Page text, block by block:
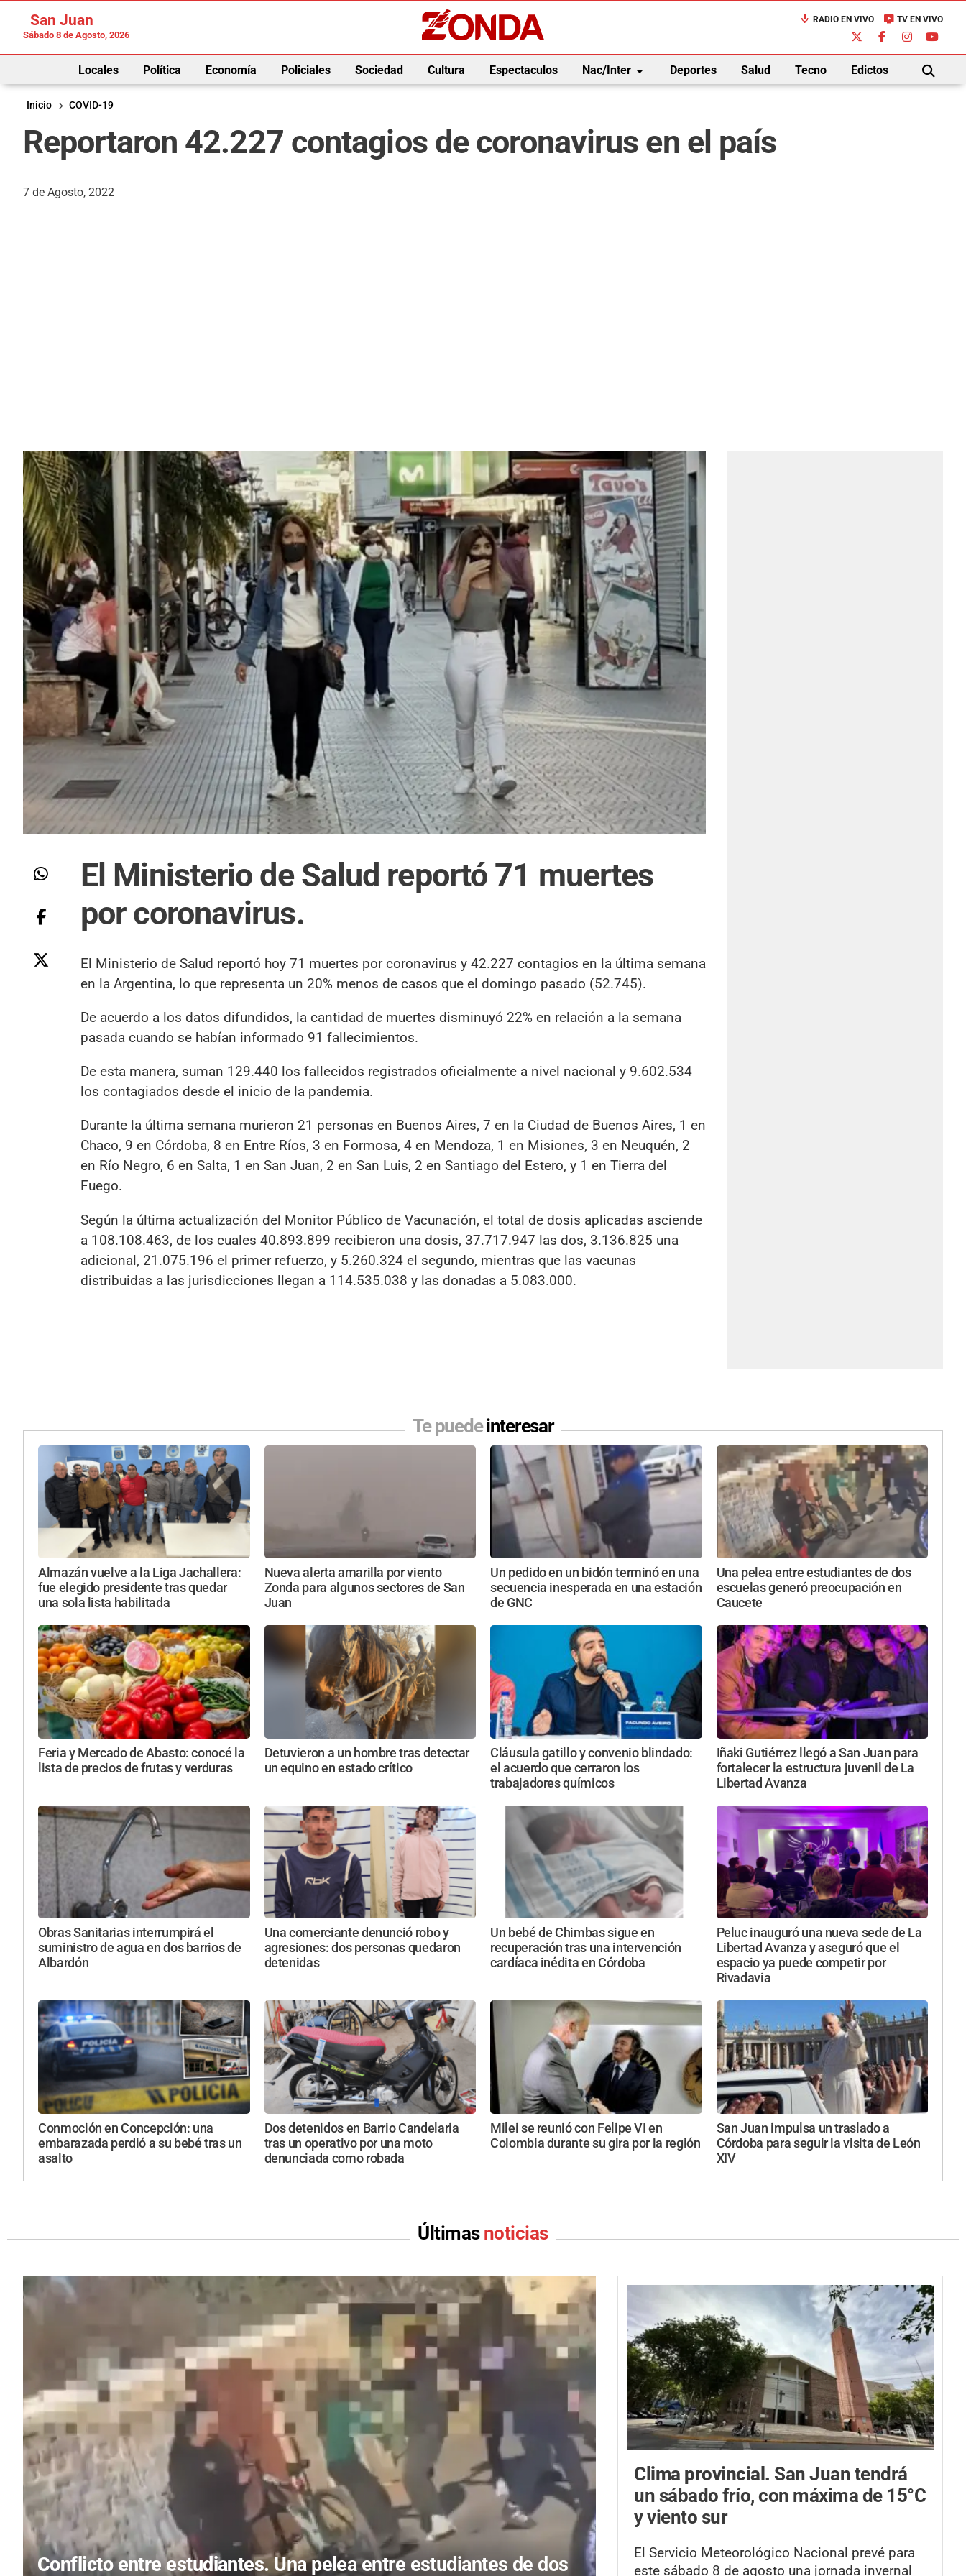
San Juan
Sábado 8 de Agosto, 2026
mic RADIO EN VIVO live_tv TV EN VIVO
Locales Política Economía Policiales Sociedad Cultura Espectaculos Nac/Interarrow_drop_down Deportes Salud Tecno Edictos
BUSCAR
Inicio
COVID-19
Reportaron 42.227 contagios de coronavirus en el país
7 de Agosto, 2022
El Ministerio de Salud reportó 71 muertes
por coronavirus.
El Ministerio de Salud reportó hoy 71 muertes por coronavirus y 42.227 contagios en la última semana
en la Argentina, lo que representa un 20% menos de casos que el domingo pasado (52.745).
De acuerdo a los datos difundidos, la cantidad de muertes disminuyó 22% en relación a la semana
pasada cuando se habían informado 91 fallecimientos.
De esta manera, suman 129.440 los fallecidos registrados oficialmente a nivel nacional y 9.602.534
los contagiados desde el inicio de la pandemia.
Durante la última semana murieron 21 personas en Buenos Aires, 7 en la Ciudad de Buenos Aires, 1 en
Chaco, 9 en Córdoba, 8 en Entre Ríos, 3 en Formosa, 4 en Mendoza, 1 en Misiones, 3 en Neuquén, 2
en Río Negro, 6 en Salta, 1 en San Juan, 2 en San Luis, 2 en Santiago del Estero, y 1 en Tierra del
Fuego.
Según la última actualización del Monitor Público de Vacunación, el total de dosis aplicadas asciende
a 108.108.463, de los cuales 40.893.899 recibieron una dosis, 37.717.947 las dos, 3.136.825 una
adicional, 21.075.196 el primer refuerzo, y 5.260.324 el segundo, mientras que las vacunas
distribuidas a las jurisdicciones llegan a 114.535.038 y las donadas a 5.083.000.
Te puedeinteresar
Almazán vuelve a la Liga Jachallera:
fue elegido presidente tras quedar
una sola lista habilitada
Nueva alerta amarilla por viento
Zonda para algunos sectores de San
Juan
Un pedido en un bidón terminó en una
secuencia inesperada en una estación
de GNC
Una pelea entre estudiantes de dos
escuelas generó preocupación en
Caucete
Feria y Mercado de Abasto: conocé la
lista de precios de frutas y verduras
Detuvieron a un hombre tras detectar
un equino en estado crítico
Cláusula gatillo y convenio blindado:
el acuerdo que cerraron los
trabajadores químicos
Iñaki Gutiérrez llegó a San Juan para
fortalecer la estructura juvenil de La
Libertad Avanza
Obras Sanitarias interrumpirá el
suministro de agua en dos barrios de
Albardón
Una comerciante denunció robo y
agresiones: dos personas quedaron
detenidas
Un bebé de Chimbas sigue en
recuperación tras una intervención
cardíaca inédita en Córdoba
Peluc inauguró una nueva sede de La
Libertad Avanza y aseguró que el
espacio ya puede competir por
Rivadavia
Conmoción en Concepción: una
embarazada perdió a su bebé tras un
asalto
Dos detenidos en Barrio Candelaria
tras un operativo por una moto
denunciada como robada
Milei se reunió con Felipe VI en
Colombia durante su gira por la región
San Juan impulsa un traslado a
Córdoba para seguir la visita de León
XIV
Últimas noticias
Conflicto entre estudiantes.Una pelea entre estudiantes de dos
Clima provincial. San Juan tendrá
un sábado frío, con máxima de 15°C
y viento sur
El Servicio Meteorológico Nacional prevé para
este sábado 8 de agosto una jornada invernal